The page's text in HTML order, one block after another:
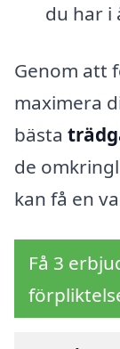
du har i
Genom att
maximera
bästa
de
kan få en
Få 3